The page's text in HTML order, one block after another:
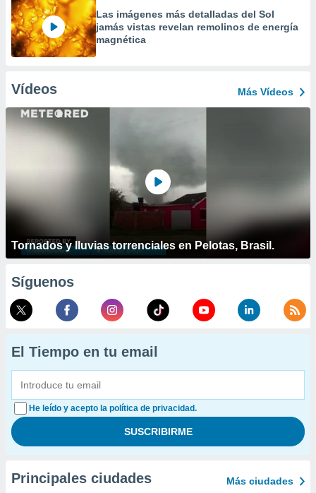
Las imágenes más detalladas del Sol
jamás vistas revelan remolinos de energía
magnética
Vídeos Más Vídeos
Tornados y lluvias torrenciales en Pelotas, Brasil.
Síguenos
El Tiempo en tu email
He leído y acepto la política de privacidad.
Principales ciudades Más ciudades